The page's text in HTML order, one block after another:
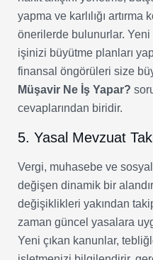
yapma ve karlılığı artırma
önerilerde bulunurlar. Yeni
işinizi büyütme planları
finansal öngörüleri size
Müşavir Ne İş Yapar?
cevaplarından biridir.
5. Yasal Mevzuat
Vergi, muhasebe ve
değişen dinamik bir
değişiklikleri yakından
zaman güncel yasalara
Yeni çıkan kanunlar,